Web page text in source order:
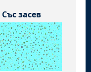
Със засев